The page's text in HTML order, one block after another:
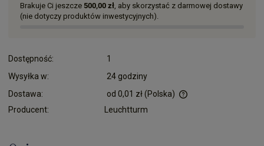
Brakuje Ci jeszcze 500,00 zł , aby skorzystać z darmowej dostawy
(nie dotyczy produktów inwestycyjnych).
Dostępność:
1
Wysyłka w:
24 godziny
Dostawa:
od 0,01 zł(Polska)
Producent: Leuchtturm